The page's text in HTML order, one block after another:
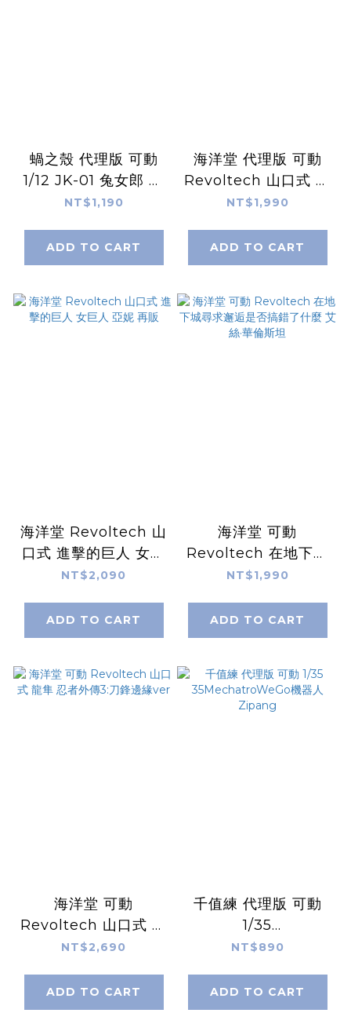
蝸之殼 代理版 可動
1/12 JK-01 兔女郎 麗
娜 Rena
NT$1,190
ADD TO CART
海洋堂 代理版 可動
Revoltech 山口式 進
擊的巨人 獸之巨人
NT$1,990
ADD TO CART
海洋堂 Revoltech 山
口式 進擊的巨人 女巨
人 亞妮 再販
NT$2,090
ADD TO CART
海洋堂 可動
Revoltech 在地下城
尋求邂逅是否搞錯了什
NT$1,990
ADD TO CART
海洋堂 可動
Revoltech 山口式 龍
隼 忍者外傳3:刀鋒邊
NT$2,690
ADD TO CART
千值練 代理版 可動
1/35
35MechatroWeGo
NT$890
ADD TO CART